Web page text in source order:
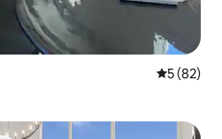
5 de uma
5 (82)